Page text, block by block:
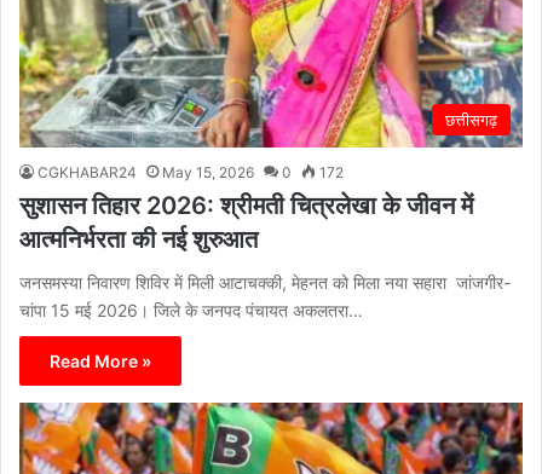
छत्तीसगढ़
CGKHABAR24 May 15, 2026 0 172
सुशासन तिहार 2026: श्रीमती चित्रलेखा के जीवन में
आत्मनिर्भरता की नई शुरुआत
जनसमस्या निवारण शिविर में मिली आटाचक्की, मेहनत को मिला नया सहारा जांजगीर-
चांपा 15 मई 2026। जिले के जनपद पंचायत अकलतरा…
Read More »